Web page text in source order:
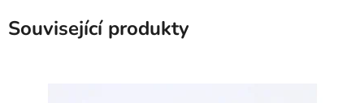
Související produkty